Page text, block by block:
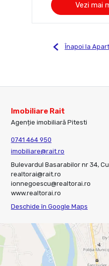
Vezi mai
Înapoi la
Imobiliare Rait
Agenție imobiliară Pitesti
0741 464 950
imobiliare@rait.ro
Bulevardul Basarabilor nr 34,
realtorai@rait.ro
ionnegoescu@realtorai.ro
www.realtorai.ro
Deschide în Google Maps